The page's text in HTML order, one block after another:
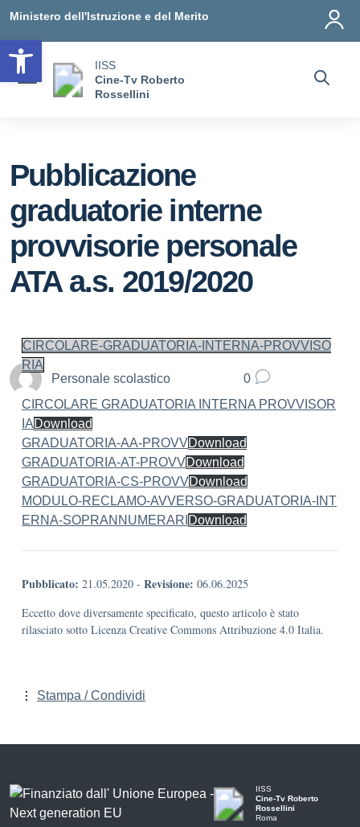
Ministero dell'Istruzione e del Merito
IISS
Cine-Tv Roberto
Rossellini
Pubblicazione
graduatorie interne
provvisorie personale
ATA a.s. 2019/2020
Personale scolastico 0
CIRCOLARE-GRADUATORIA-INTERNA-PROVVISO
RIA
CIRCOLARE GRADUATORIA INTERNA PROVVISOR
IADownload
GRADUATORIA-AA-PROVVDownload
GRADUATORIA-AT-PROVVDownload
GRADUATORIA-CS-PROVVDownload
MODULO-RECLAMO-AVVERSO-GRADUATORIA-INT
ERNA-SOPRANNUMERARI Download
Pubblicato: 21.05.2020 - Revisione: 06.06.2025
Eccetto dove diversamente specificato, questo articolo è stato
rilasciato sotto Licenza Creative Commons Attribuzione 4.0 Italia.
Stampa / Condividi
IISS
Cine-Tv Roberto
Rossellini
Roma
Open toolbar